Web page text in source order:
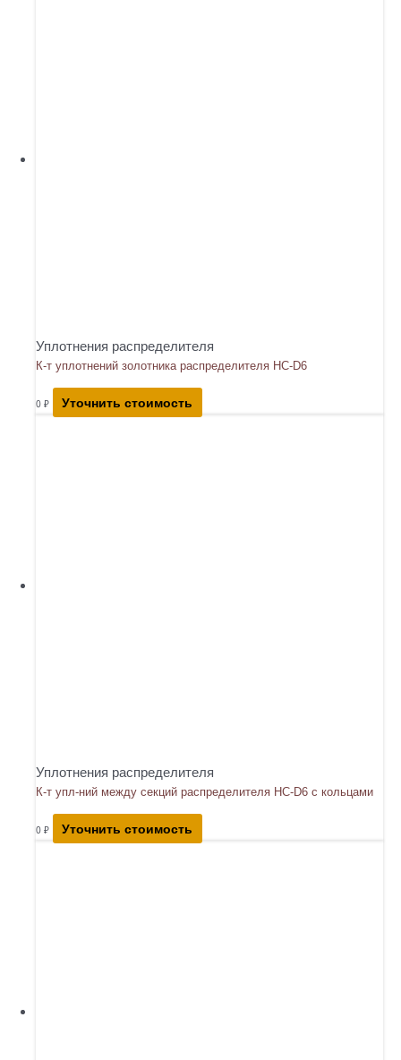
Уплотнения распределителя
К-т уплотнений золотника распределителя HC-D6
0 ₽ Уточнить стоимость
Уплотнения распределителя
К-т упл-ний между секций распределителя HC-D6 с кольцами
0 ₽ Уточнить стоимость